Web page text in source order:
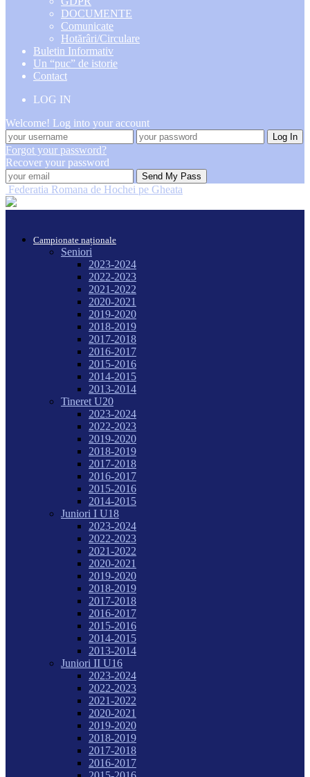
DOCUMENTE
Comunicate
Hotărâri/Circulare
Buletin Informativ
Un “puc” de istorie
Contact
LOG IN
Welcome! Log into your account
Forgot your password?
Recover your password
Federatia Romana de Hochei pe Gheata
Campionate naționale
Seniori
2023-2024
2022-2023
2021-2022
2020-2021
2019-2020
2018-2019
2017-2018
2016-2017
2015-2016
2014-2015
2013-2014
Tineret U20
2023-2024
2022-2023
2019-2020
2018-2019
2017-2018
2016-2017
2015-2016
2014-2015
Juniori I U18
2023-2024
2022-2023
2021-2022
2020-2021
2019-2020
2018-2019
2017-2018
2016-2017
2015-2016
2014-2015
2013-2014
Juniori II U16
2023-2024
2022-2023
2021-2022
2020-2021
2019-2020
2018-2019
2017-2018
2016-2017